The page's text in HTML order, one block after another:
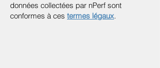
données collectées par nPerf sont
conformes à ces termes légaux.